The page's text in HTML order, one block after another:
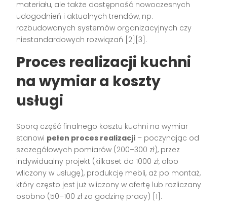
materiału, ale także dostępność nowoczesnych
udogodnień i aktualnych trendów, np.
rozbudowanych systemów organizacyjnych czy
niestandardowych rozwiązań [2][3] .
Proces realizacji kuchni
na wymiar a koszty
usługi
Sporą część finalnego kosztu kuchni na wymiar
stanowi pełen proces realizacji – poczynając od
szczegółowych pomiarów (200–300 zł), przez
indywidualny projekt (kilkaset do 1000 zł, albo
wliczony w usługę), produkcję mebli, aż po montaż,
który często jest już wliczony w ofertę lub rozliczany
osobno (50–100 zł za godzinę pracy) [1] .